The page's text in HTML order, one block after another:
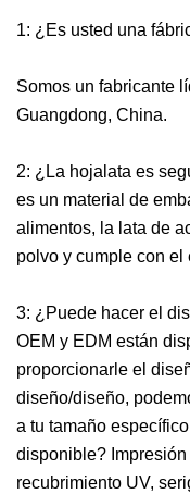
1: ¿Es usted una
Somos un fabricante
Guangdong, China.
2: ¿La hojalata es
es un material de
alimentos, la lata de
polvo y cumple con
3: ¿Puede hacer el
OEM y EDM están
proporcionarle el
diseño/diseño,
a tu tamaño
disponible?
recubrimiento UV,